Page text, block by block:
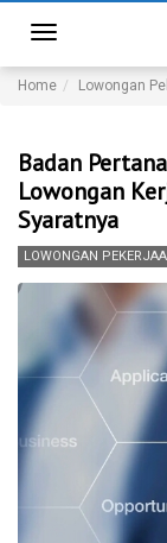
Toggle
navigation
Home Lowongan
Badan
Lowongan
Syaratnya
LOWONGAN